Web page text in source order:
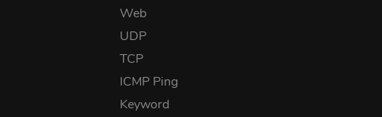
Web
UDP
TCP
ICMP Ping
Keyword